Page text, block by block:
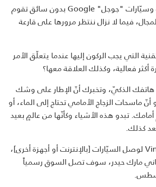
منذ خمس سنوات وسيّارات "جوجل" Google بدون سائق تقوم
فيما لا نزال ننتظر مرورها على قارعة
التي يجب الركون إليها عندما يتعلّق الأمر
أكثر فعالية، وكذلك العلاقة معها؟
هاتفك الذكيّ، وتخبرك أنّ الإطار على وشك
أنّ ماسحات الزجاج الأمامي تحتاج إلى الماء، أو
تبدو هذه الأشياء وكأنّها من عالمٍ بعيد
كذلك.
منصّة "فينلي" Vinli لوصل السيّارات [بالإنترنت أو أجهزة أخرى]،
مارك حيدر، سوف تصل السوق رسمياً